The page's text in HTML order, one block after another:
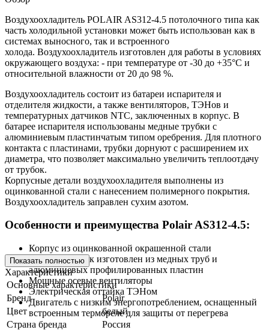
Воздухоохладитель POLAIR AS312-4.5 потолочного типа как
часть холодильной установки может быть использован как в
системах выносного, так и встроенного
холода. Воздухоохладитель изготовлен для работы в условиях
окружающего воздуха: - при температуре от -30 до +35°С и
относительной влажности от 20 до 98 %.
Воздухоохладитель состоит из батареи испарителя и
отделителя жидкости, а также вентиляторов, ТЭНов и
температурных датчиков NTC, заключенных в корпус. В
батарее испарителя использованы медные трубки с
алюминиевым пластинчатым типом оребрения. Для плотного
контакта с пластинами, трубки дорнуют с расширением их
диаметра, что позволяет максимально увеличить теплоотдачу
от трубок.
Корпусные детали воздухоохладителя выполнены из
оцинкованной стали с нанесением полимерного покрытия.
Воздухоохладитель заправлен сухим азотом.
Особенности и преимущества Polair AS312-4.5:
Корпус из оцинкованной окрашенной стали
Теплообменник изготовлен из медных труб и
алюминиевых профилированных пластин
Мощные осевые вентиляторы
Электрическая оттайка ТЭНом
Двигатель с низким энергопотреблением, оснащенный
встроенным термореле для защиты от перегрева
Показать полностью
Характеристики
Основные характеристики
Бренд
Polair
Цвет
белый
Страна бренда
Россия